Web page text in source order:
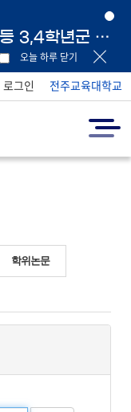
지도서 원문 링크 안내
오늘 하루 닫기
로그인 전주교육대학교
학위논문